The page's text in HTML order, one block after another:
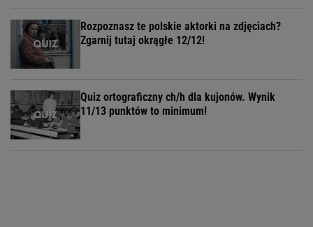
Rozpoznasz te polskie aktorki na zdjęciach?
Zgarnij tutaj okrągłe 12/12!
Quiz ortograficzny ch/h dla kujonów. Wynik
11/13 punktów to minimum!